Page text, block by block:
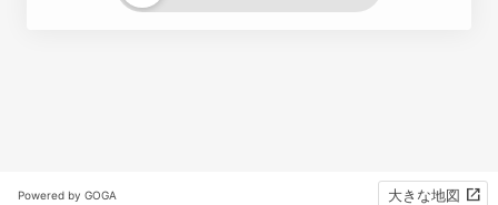
Powered by GOGA 大きな地図